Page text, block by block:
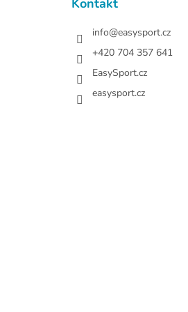
info@easysport.cz
+420 704 357 641
EasySport.cz
easysport.cz